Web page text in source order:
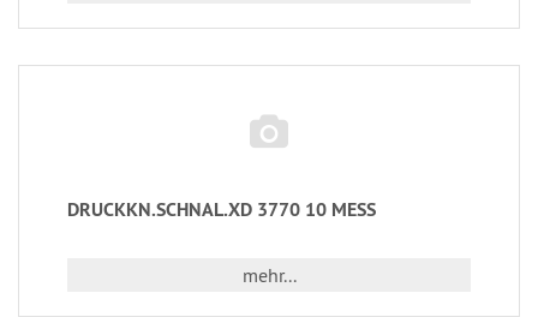
DRUCKKN.SCHNAL.XD 3770 10 MESS
mehr...